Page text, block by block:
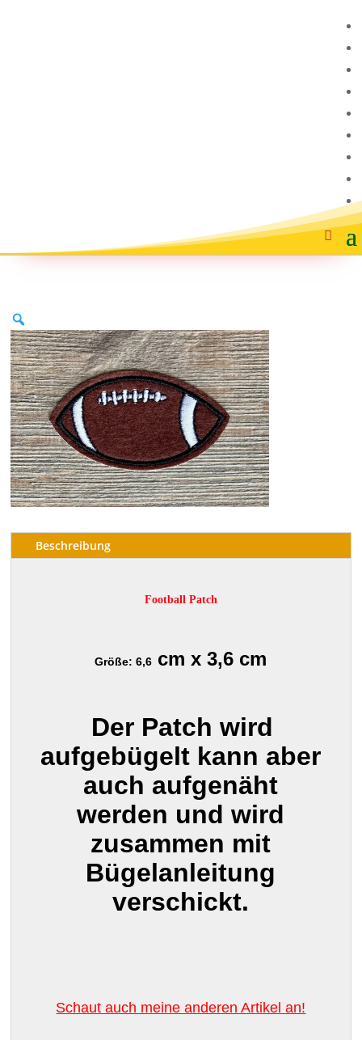
Beschreibung
Football Patch
Größe: 6,6 cm x 3,6 cm
Der Patch wird
aufgebügelt kann aber
auch aufgenäht
werden und wird
zusammen mit
Bügelanleitung
verschickt.
Schaut auch meine anderen Artikel an!